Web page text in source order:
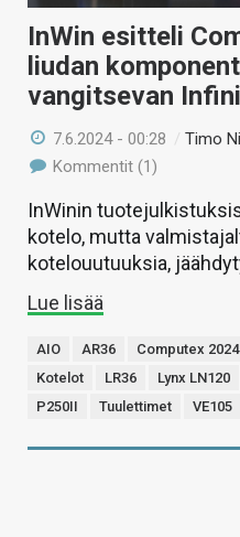
HAKU
InWin esitteli
liudan
vangitsevan
7.6.2024 - 00:28 /Timo
Kommentit (1)
InWinin
kotelo, mutta
kotelouutuuksia,
Lue lisää
AIO AR36 Computex 2024
Kotelot
LR36 Lynx LN120
P250II
Tuulettimet VE105